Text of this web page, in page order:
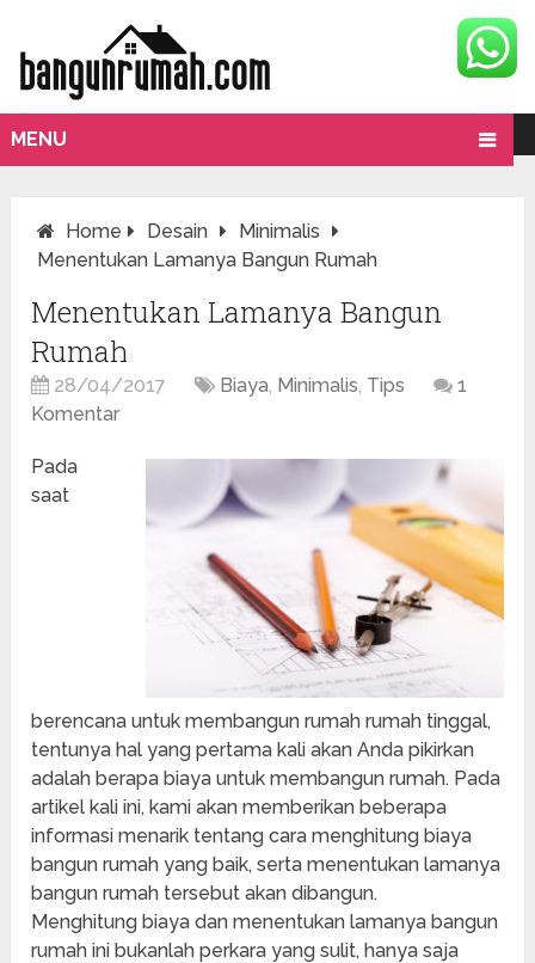
MENU
Home Desain
Minimalis
Menentukan Lamanya Bangun Rumah
Menentukan Lamanya Bangun
Rumah
28/04/2017 Biaya, Minimalis, Tips
1
Komentar
Pada
saat
berencana untuk membangun rumah rumah tinggal,
tentunya hal yang pertama kali akan Anda pikirkan
adalah berapa biaya untuk membangun rumah. Pada
artikel kali ini, kami akan memberikan beberapa
informasi menarik tentang cara menghitung biaya
bangun rumah yang baik, serta menentukan lamanya
bangun rumah tersebut akan dibangun.
Menghitung biaya dan menentukan lamanya bangun
rumah ini bukanlah perkara yang sulit, hanya saja